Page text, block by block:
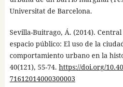
Universitat de Barcelona.
Sevilla-Buitrago, Á. (2014).
espacio público: El uso de la
comportamiento urbano en la
40(121), 55-74. https://doi.org/
71612014000300003